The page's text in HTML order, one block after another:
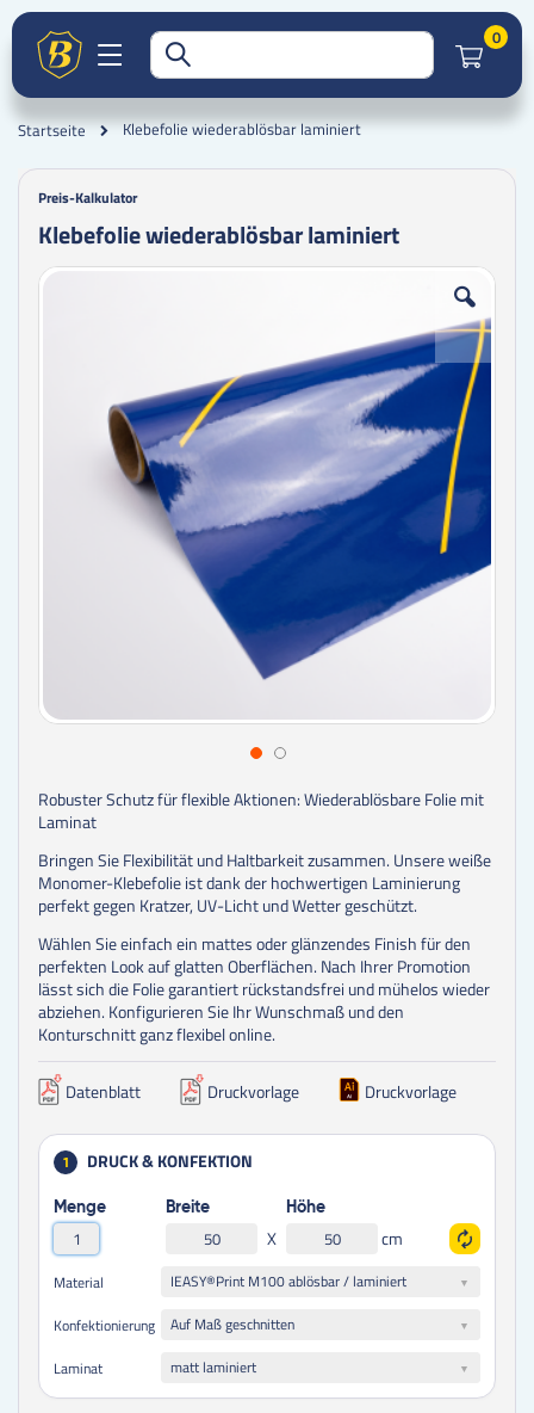
0
Startseite Klebefolie wiederablösbar laminiert
Preis-Kalkulator
Klebefolie wiederablösbar laminiert
Zum
Zum
Robuster Schutz für flexible Aktionen: Wiederablösbare Folie mit
Laminat
Bringen Sie Flexibilität und Haltbarkeit zusammen. Unsere weiße
Monomer-Klebefolie ist dank der hochwertigen Laminierung
perfekt gegen Kratzer, UV-Licht und Wetter geschützt.
Wählen Sie einfach ein mattes oder glänzendes Finish für den
perfekten Look auf glatten Oberflächen. Nach Ihrer Promotion
lässt sich die Folie garantiert rückstandsfrei und mühelos wieder
abziehen. Konfigurieren Sie Ihr Wunschmaß und den
Konturschnitt ganz flexibel online.
Datenblatt Druckvorlage Druckvorlage
1 DRUCK & KONFEKTION
Menge Breite
X
Höhe
cm
Material
IEASY®Print M100 ablösbar / laminiert
Konfektionierung
Auf Maß geschnitten
Laminat
matt laminiert